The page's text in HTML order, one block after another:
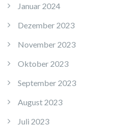
Januar 2024
Dezember 2023
November 2023
Oktober 2023
September 2023
August 2023
Juli 2023